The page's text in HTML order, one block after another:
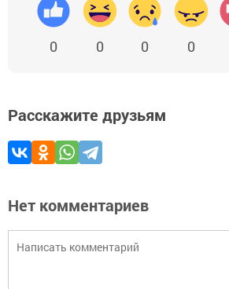
0 0 0 0
Расскажите друзьям
Нет комментариев